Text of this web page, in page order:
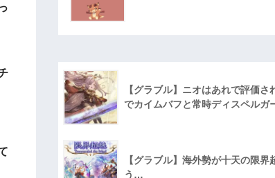
【グラブル】ニオはあれで評価
でカイムバフと常時ディスペルガ
【グラブル】海外勢が十天の限
う…